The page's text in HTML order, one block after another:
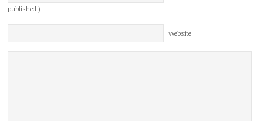
published )
Website